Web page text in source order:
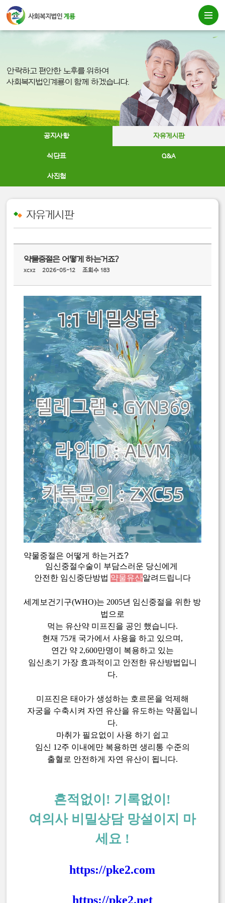
안락하고 편안한 노후를 위하여
사회복지법인계룡이 함께 하겠습니다.
공지사항 자유게시판
식단표 Q&A
사진첩
자유게시판
약물중절은 어떻게 하는거죠?
xcxz 2026-05-12 조회수 183
약물중절은 어떻게 하는거죠?
임신중절수술이 부담스러운 당신에게
안전한 임신중단방법 약물유산알려드립니다
세계보건기구(WHO)는 2005년 임신중절을 위한 방
법으로
먹는 유산약 미프진을 공인 했습니다.
현재 75개 국가에서 사용을 하고 있으며,
연간 약 2,600만명이 복용하고 있는
임신초기 가장 효과적이고 안전한 유산방법입니
다.
미프진은 태아가 생성하는 호르몬을 억제해
자궁을 수축시켜 자연 유산을 유도하는 약품입니
다.
마취가 필요없이 사용 하기 쉽고
임신 12주 이내에만 복용하면 생리통 수준의
출혈로 안전하게 자연 유산이 됩니다.
흔적없이! 기록없이!
여의사 비밀상담 망설이지 마
세요 !
https://pke2.com
https://pke2.net